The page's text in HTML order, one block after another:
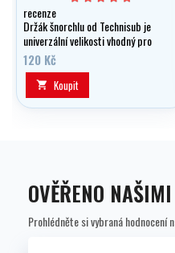
recenze
Držák šnorchlu od Technisub je
univerzální velikosti vhodný pro
snad všechny šnorchly na trhu
120 Kč
 Koupit
OVĚŘENO
Prohlédněte si vybraná hodnocení